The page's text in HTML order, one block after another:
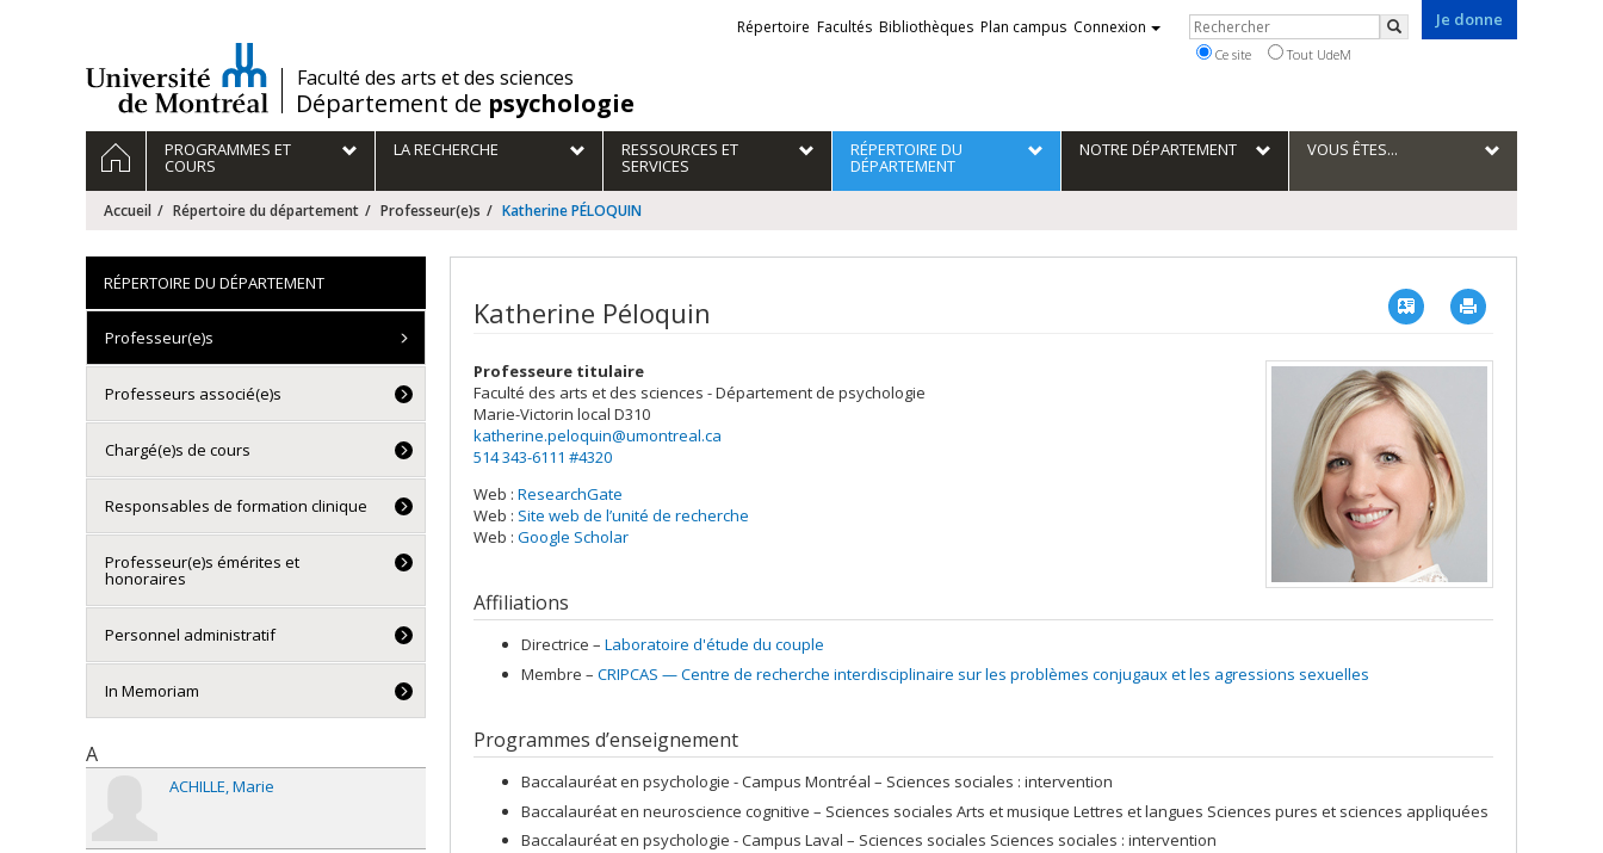
/Faculté des arts et des sciences
Département de psychologie
Je donne
Liens
externes
Répertoire Facultés Bibliothèques Plan campus Connexion Rechercher
Rechercher
Ce site Tout UdeM
Navigation
principale
ACCUEILPROGRAMMES ET
COURS
LA RECHERCHE RESSOURCES ET
SERVICES
RÉPERTOIRE DU
DÉPARTEMENT
NOTRE DÉPARTEMENT VOUS ÊTES...
Accueil Répertoire du département Professeur(e)s Katherine PÉLOQUIN
Katherine Péloquin Vcard
Professeure titulaire
Faculté des arts et des sciences - Département de psychologie
Marie-Victorin local D310
katherine.peloquin@umontreal.ca
514 343-6111 #4320
Web : ResearchGate
Web : Site web de l’unité de recherche
Web : Google Scholar
Affiliations
Directrice – Laboratoire d'étude du couple
Membre – CRIPCAS — Centre de recherche interdisciplinaire sur les problèmes conjugaux et les agressions sexuelles
Programmes d’enseignement
Baccalauréat en psychologie - Campus Montréal – Sciences sociales : intervention
Baccalauréat en neuroscience cognitive – Sciences sociales Arts et musique Lettres et langues Sciences pures et sciences appliquées
Baccalauréat en psychologie - Campus Laval – Sciences sociales Sciences sociales : intervention
RÉPERTOIRE DU DÉPARTEMENT
Professeur(e)s
Professeurs associé(e)s
Chargé(e)s de cours
Responsables de formation clinique
Professeur(e)s émérites et
honoraires
Personnel administratif
In Memoriam
A
ACHILLE Marie